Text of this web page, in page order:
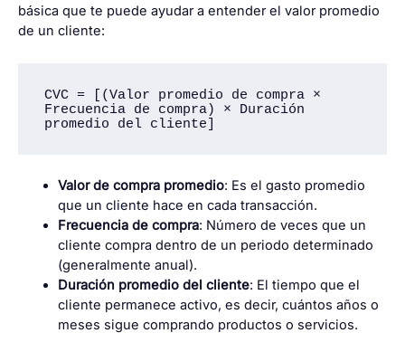
básica que te puede ayudar a entender el valor promedio
de un cliente:
CVC = [(Valor promedio de compra ×
Frecuencia de compra) × Duración
promedio del cliente]
Valor de compra promedio: Es el gasto promedio
que un cliente hace en cada transacción.
Frecuencia de compra: Número de veces que un
cliente compra dentro de un periodo determinado
(generalmente anual).
Duración promedio del cliente: El tiempo que el
cliente permanece activo, es decir, cuántos años o
meses sigue comprando productos o servicios.